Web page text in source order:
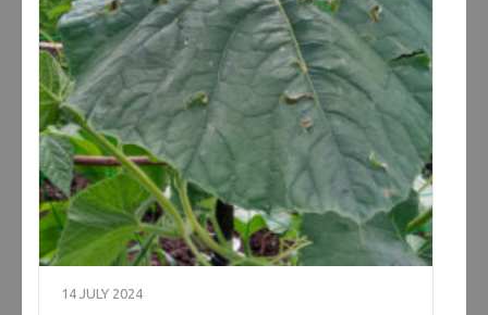
14 JULY 2024